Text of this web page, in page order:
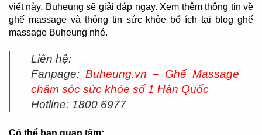
viết này, Buheung sẽ giải đáp ngay. Xem thêm thông tin về
ghế massage và thông tin sức khỏe bổ ích tại blog ghế
massage Buheung nhé.
Liên hệ:
Fanpage: Buheung.vn – Ghế Massage
chăm sóc sức khỏe số 1 Hàn Quốc
Hotline: 1800 6977
Có thể bạn quan tâm: